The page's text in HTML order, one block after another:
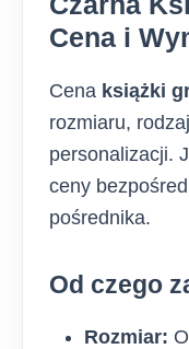
Cena i
Cena książki
rozmiaru,
personalizacji.
ceny
pośrednika.
Od czego
Rozmiar: